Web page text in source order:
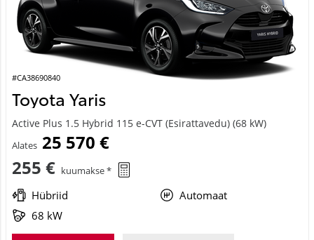
#CA38690840
Toyota Yaris
Active Plus 1.5 Hybrid 115 e-CVT (Esirattavedu) (68 kW)
Alates 25 570 €
255 € kuumakse *
Hübriid
Automaat
68 kW